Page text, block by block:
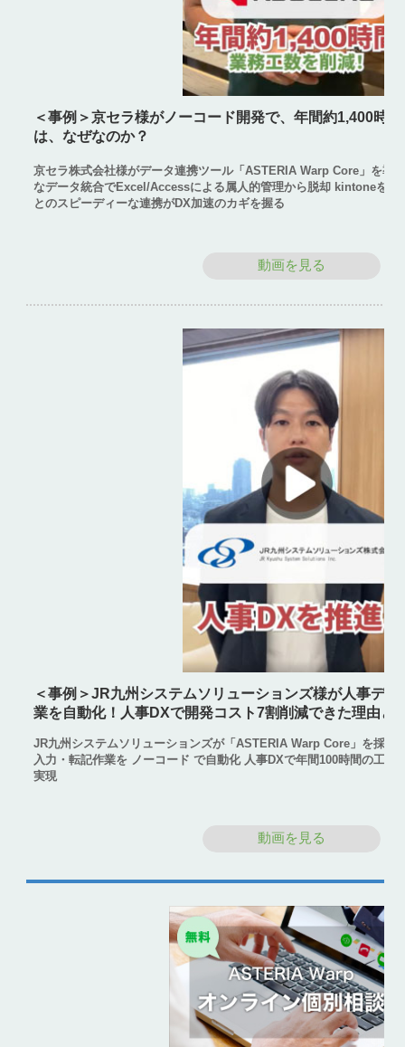
＜事例＞京セラ様がノーコード開発で、年間約1,400時
は、なぜなのか？
京セラ株式会社様がデータ連携ツール「ASTERIA Warp Core」を導
なデータ統合でExcel/Accessによる属人的管理から脱却 kintoneをは
とのスピーディーな連携がDX加速のカギを握る
動画を見る
＜事例＞JR九州システムソリューションズ様が人事デ
業を自動化！人事DXで開発コスト7割削減できた理由と
JR九州システムソリューションズが「ASTERIA Warp Core」を採用
入力・転記作業を ノーコード で自動化 人事DXで年間100時間の工数
実現
動画を見る